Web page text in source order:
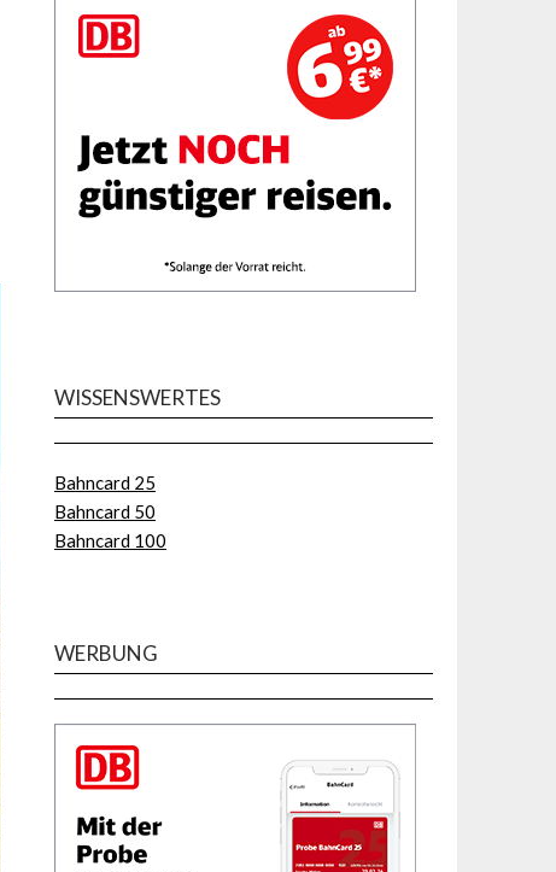
WISSENSWERTES
Bahncard 25
Bahncard 50
Bahncard 100
WERBUNG